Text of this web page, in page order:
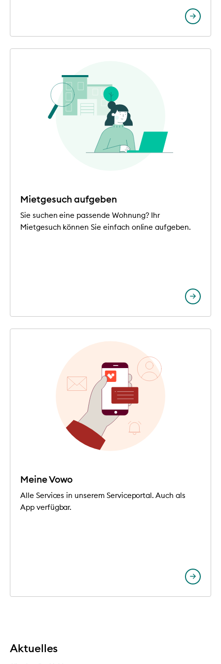
Mietgesuch aufgeben
Sie suchen eine passende Wohnung? Ihr
Mietgesuch können Sie einfach online aufgeben.
Meine Vowo
Alle Services in unserem Serviceportal. Auch als
App verfügbar.
Aktuelles